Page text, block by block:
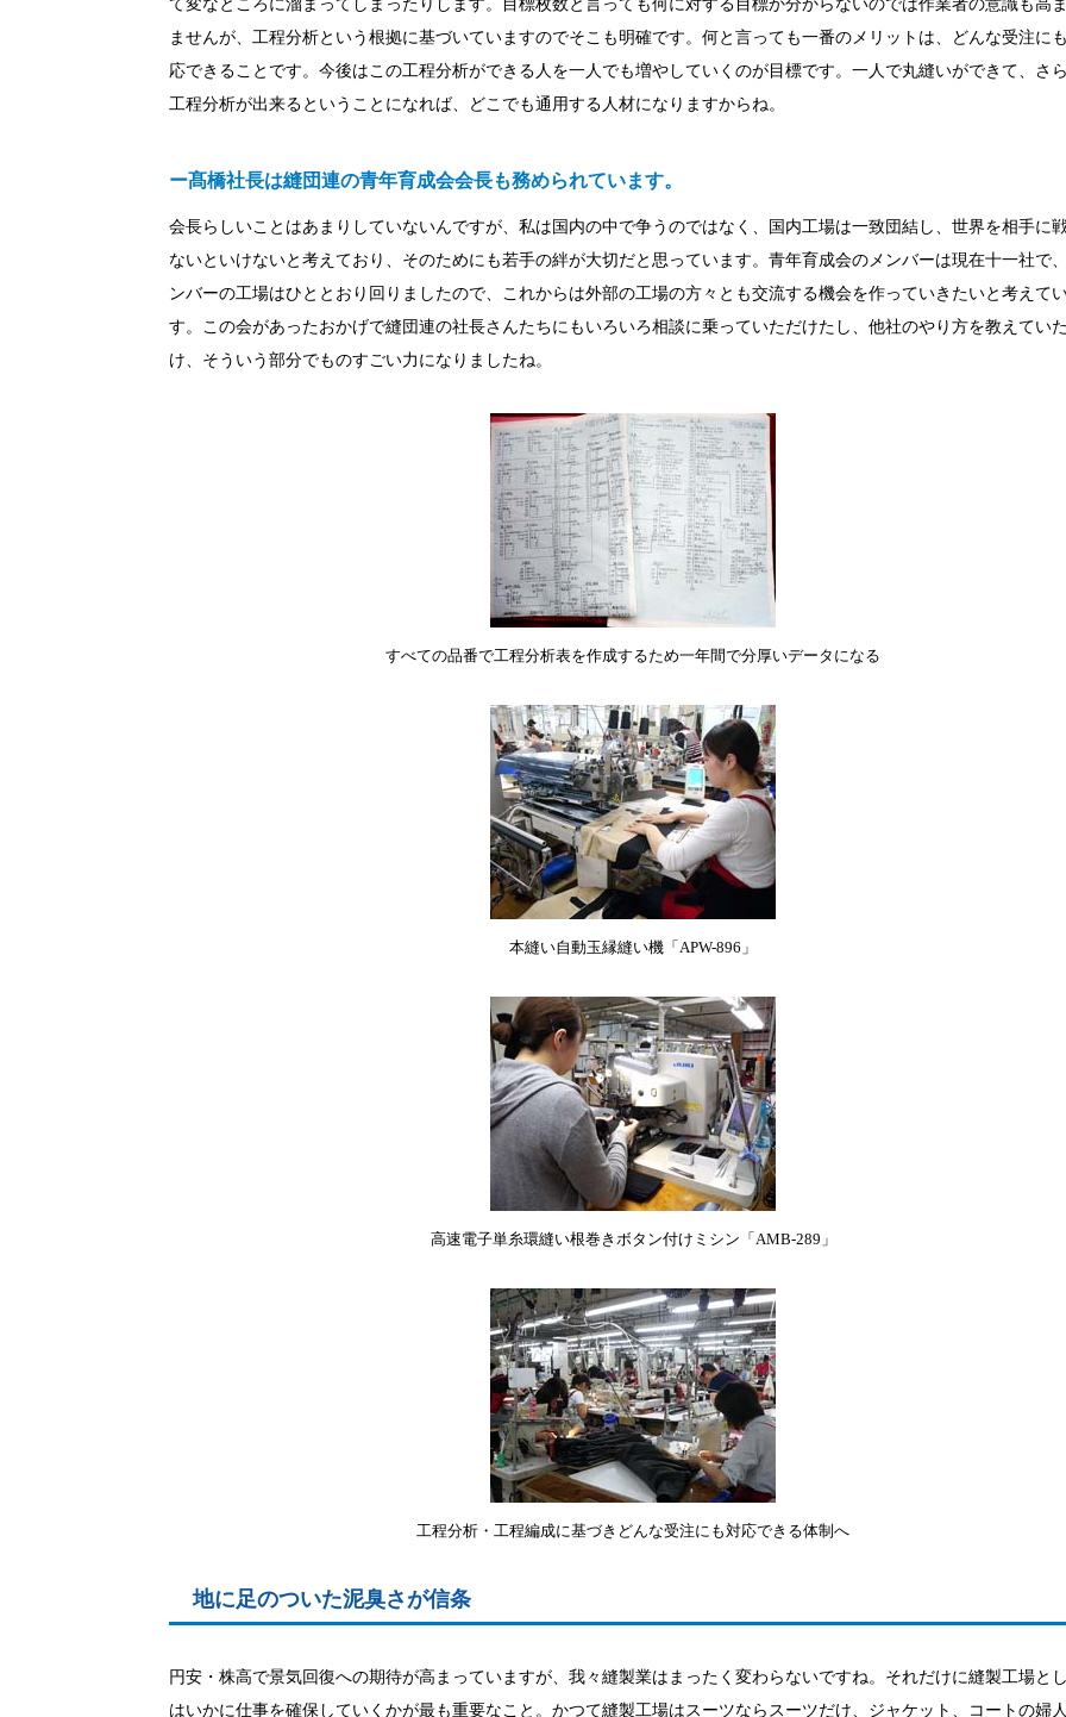
て変なところに溜まってしまったりします。目標枚数と言っても何に対する目標か分からないのでは作業者の意識も高
ませんが、工程分析という根拠に基づいていますのでそこも明確です。何と言っても一番のメリットは、どんな受注に
応できることです。今後はこの工程分析ができる人を一人でも増やしていくのが目標です。一人で丸縫いができて、さ
工程分析が出来るということになれば、どこでも通用する人材になりますからね。
ー髙橋社長は縫団連の青年育成会会長も務められています。
会長らしいことはあまりしていないんですが、私は国内の中で争うのではなく、国内工場は一致団結し、世界を相手に
ないといけないと考えており、そのためにも若手の絆が大切だと思っています。青年育成会のメンバーは現在十一社で
ンバーの工場はひととおり回りましたので、これからは外部の工場の方々とも交流する機会を作っていきたいと考えて
す。この会があったおかげで縫団連の社長さんたちにもいろいろ相談に乗っていただけたし、他社のやり方を教えてい
け、そういう部分でものすごい力になりましたね。
すべての品番で工程分析表を作成するため一年間で分厚いデータになる
本縫い自動玉縁縫い機「APW-896」
高速電子単糸環縫い根巻きボタン付けミシン「AMB-289」
工程分析・工程編成に基づきどんな受注にも対応できる体制へ
地に足のついた泥臭さが信条
円安・株高で景気回復への期待が高まっていますが、我々縫製業はまったく変わらないですね。それだけに縫製工場と
はいかに仕事を確保していくかが最も重要なこと。かつて縫製工場はスーツならスーツだけ、ジャケット、コートの婦